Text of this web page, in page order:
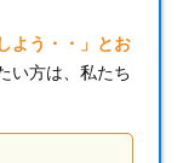
よう・・」とお
い方は、私たち